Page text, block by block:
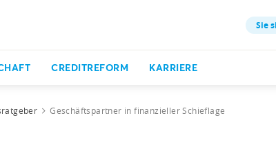
Sie
CREDITREFORM KARRIERE
Geschäftspartner in finanzieller Schieflage